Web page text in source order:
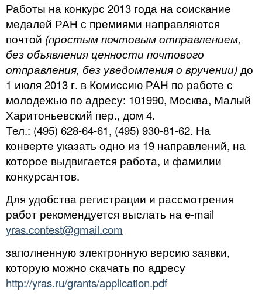
Работы на конкурс 2013 года на соискание
медалей РАН с премиями направляются
почтой (простым почтовым отправлением,
без объявления ценности почтового
отправления, без уведомления о вручении) до
1 июля 2013 г. в Комиссию РАН по работе с
молодежью по адресу: 101990, Москва, Малый
Харитоньевский пер., дом 4.
Тел.: (495) 628-64-61, (495) 930-81-62. На
конверте указать одно из 19 направлений, на
которое выдвигается работа, и фамилии
конкурсантов.
Для удобства регистрации и рассмотрения
работ рекомендуется выслать на e-mail
yras.contest@gmail.com
заполненную электронную версию заявки,
которую можно скачать по адресу
http://yras.ru/grants/application.pdf